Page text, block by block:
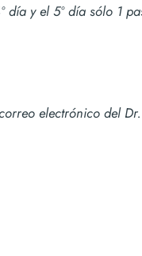
y el 5º día sólo 1
electrónico del